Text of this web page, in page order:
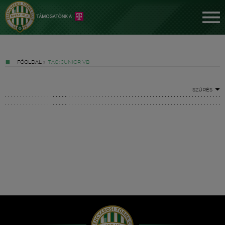
FŐOLDAL » TAG: JUNIOR VB
SZŰRÉS
Hírek